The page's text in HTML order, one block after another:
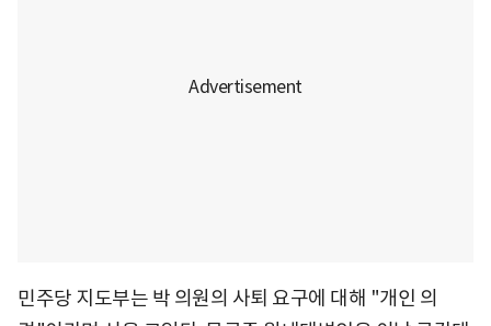
민주당 지도부는 박 의원의 사퇴 요구에 대해 "개인 의